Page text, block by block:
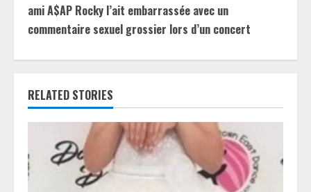
u
e
R
e
a
d
ami A$AP Rocky l’ait embarrassée avec un
commentaire sexuel grossier lors d’un concert
RELATED STORIES